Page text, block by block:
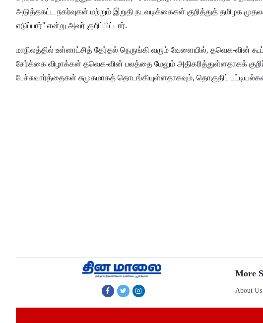
அடுத்தகட்ட நகர்வுகள் மற்றும் இறுதி நடவடிக்கைகள் குறித்துத் தமிழக
எடுப்பார்" என்று அவர் குறிப்பிட்டார்.
மாநிலத்தில் உள்ளாட்சித் தேர்தல் நெருங்கி வரும் வேளையில், தவெக-வின்
சேர்க்கை விழாக்கள் தவெக-வின் பலத்தை மேலும் அதிகரித்துள்ளதாகக்
பேச்சுவார்த்தைகள் சுமுகமாகத் தொடங்கியுள்ளதாகவும், தொகுதிப்
More
About Us